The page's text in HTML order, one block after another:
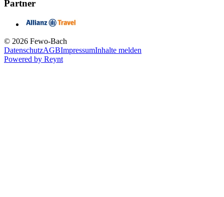
Partner
© 2026 Fewo-Bach
DatenschutzAGBImpressumInhalte melden
Powered by Reynt